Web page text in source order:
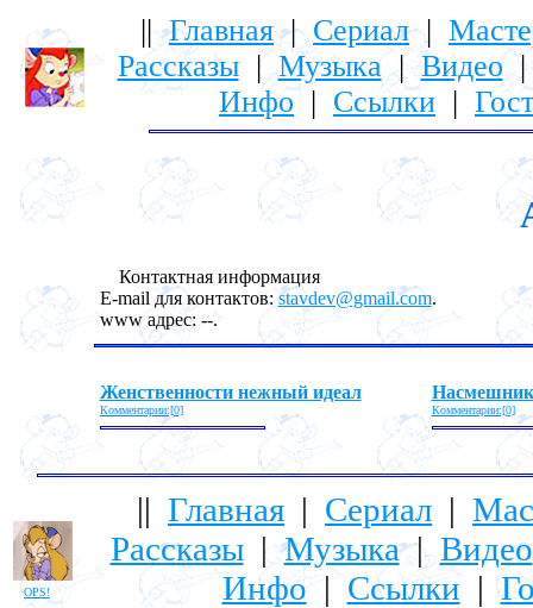
||Главная| Сериал|
Рассказы|Музыка|Видео
Инфо| Ссылки |
Контактная информация
E-mail для контактов:stavdev@gmail.com.
www адрес: --.
Женственности нежный идеал
Комментарии:[0]
Насмешник
Комментарии:[0]
OPS!
|| Главная | Сериал |
Рассказы|Музыка|Видео
Инфо|Ссылки|